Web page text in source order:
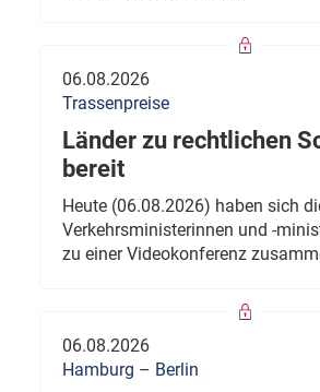
06.08.2026
Trassenpreise
Länder zu rechtlichen
bereit
Heute (06.08.2026) haben sich
Verkehrsministerinnen und -
zu einer Videokonferenz
06.08.2026
Hamburg – Berlin